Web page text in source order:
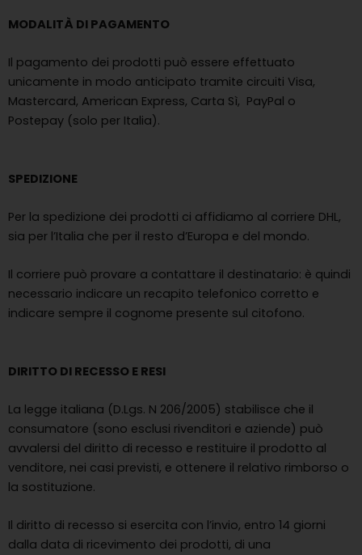
MODALITÀ DI PAGAMENTO
Il pagamento dei prodotti può essere effettuato
unicamente in modo anticipato tramite circuiti Visa,
Mastercard, American Express, Carta Sì, PayPal o
Postepay (solo per Italia).
SPEDIZIONE
Per la spedizione dei prodotti ci affidiamo al corriere DHL,
sia per l’Italia che per il resto d’Europa e del mondo.
Il corriere può provare a contattare il destinatario: è quindi
necessario indicare un recapito telefonico corretto e
indicare sempre il cognome presente sul citofono.
DIRITTO DI RECESSO E RESI
La legge italiana (D.Lgs. N 206/2005) stabilisce che il
consumatore (sono esclusi rivenditori e aziende) può
avvalersi del diritto di recesso e restituire il prodotto al
venditore, nei casi previsti, e ottenere il relativo rimborso o
la sostituzione.
Il diritto di recesso si esercita con l’invio, entro 14 giorni
dalla data di ricevimento dei prodotti, di una